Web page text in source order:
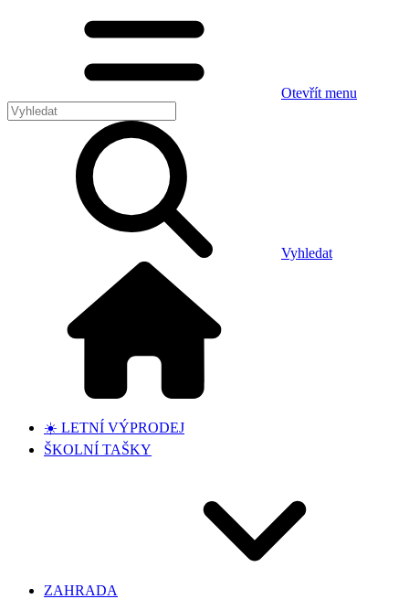
Otevřít menu
Vyhledat
☀️ LETNÍ VÝPRODEJ
ŠKOLNÍ TAŠKY
ZAHRADA